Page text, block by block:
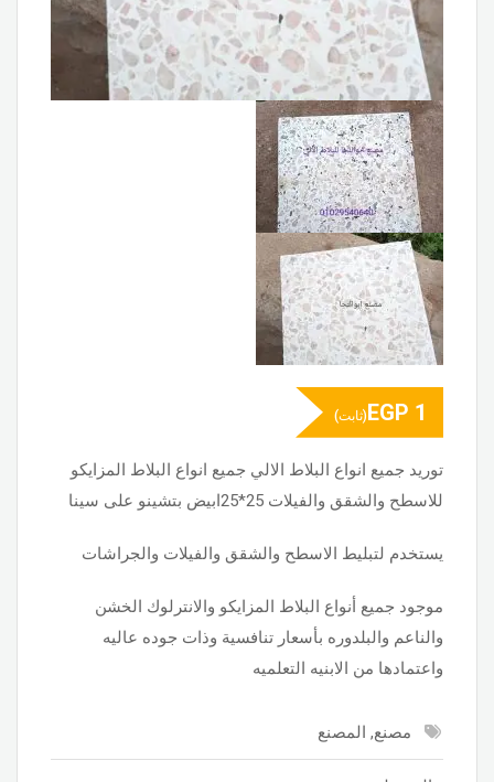
EGP 1 (ثابت)
توريد جميع انواع البلاط الالي جميع انواع البلاط المزايكو
للاسطح والشقق والفيلات 25*25ابيض بتشينو على سينا
يستخدم لتبليط الاسطح والشقق والفيلات والجراشات
موجود جميع أنواع البلاط المزايكو والانترلوك الخشن
والناعم والبلدوره بأسعار تنافسية وذات جوده عاليه
واعتمادها من الابنيه التعلميه
مصنع, المصنع